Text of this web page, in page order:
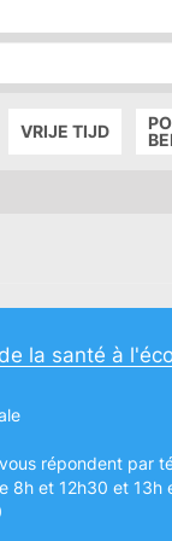
VRIJE TIJD
la santé à
répondent par
8h et 12h30 et 13h